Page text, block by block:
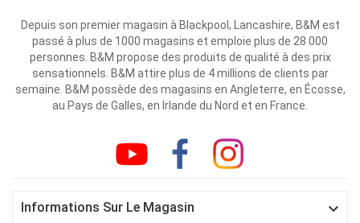
Depuis son premier magasin à Blackpool, Lancashire, B&M est
passé à plus de 1000 magasins et emploie plus de 28 000
personnes. B&M propose des produits de qualité à des prix
sensationnels. B&M attire plus de 4 millions de clients par
semaine. B&M possède des magasins en Angleterre, en Écosse,
au Pays de Galles, en Irlande du Nord et en France.
Informations Sur Le Magasin 